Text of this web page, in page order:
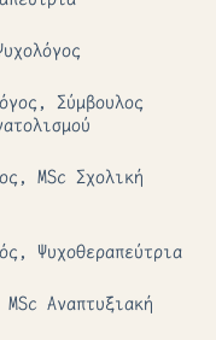
Σύμβουλος
MSc Σχολική
Ψυχοθεραπεύτρια
Αναπτυξιακή